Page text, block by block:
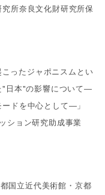
所奈良文化財研究所保
ったジャポニスムとい
"日本"の影響について―
ドを中心として―」
ション研究助成事業
国立近代美術館・京都